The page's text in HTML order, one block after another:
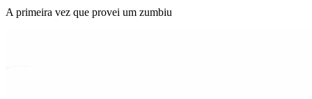
A primeira vez que provei um zumbiu